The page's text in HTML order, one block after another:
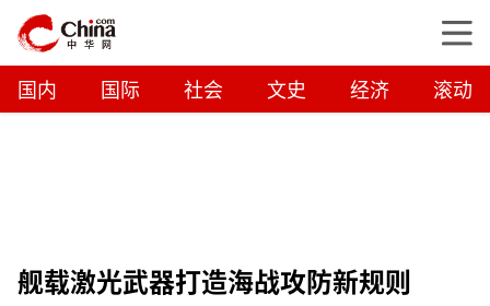
国内 国际 社会 文史 经济 滚动
舰载激光武器打造海战攻防新规则